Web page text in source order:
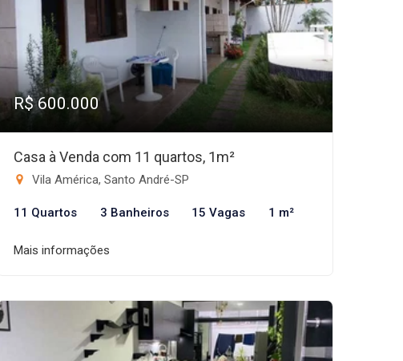
R$ 600.000
Casa à Venda com 11 quartos, 1m²
Vila América, Santo André-SP
11 Quartos 3 Banheiros 15 Vagas 1 m²
Mais informações